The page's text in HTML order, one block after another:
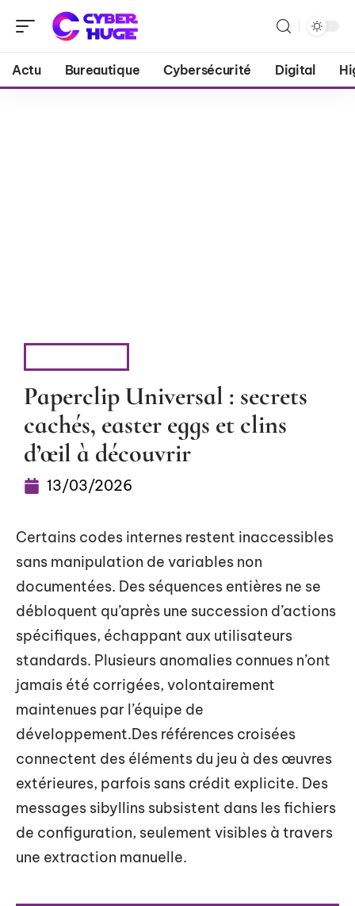
Actu Bureautique Cybersécurité Digital
Paperclip Universal : secrets
cachés, easter eggs et clins
d’œil à découvrir
13/03/2026
Certains codes internes restent inaccessibles
sans manipulation de variables non
documentées. Des séquences entières ne se
débloquent qu’après une succession d’actions
spécifiques, échappant aux utilisateurs
standards. Plusieurs anomalies connues n’ont
jamais été corrigées, volontairement
maintenues par l’équipe de
développement.Des références croisées
connectent des éléments du jeu à des œuvres
extérieures, parfois sans crédit explicite. Des
messages sibyllins subsistent dans les fichiers
de configuration, seulement visibles à travers
une extraction manuelle.